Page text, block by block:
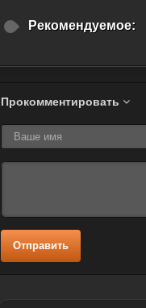
Рекомендуемое:
Прокомментировать
Отправить